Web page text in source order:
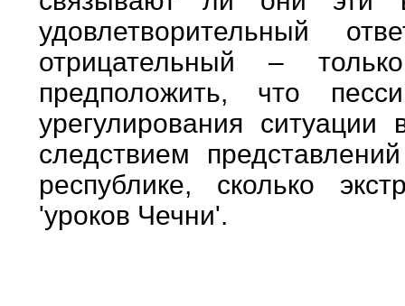
удовлетворительный
отрицательный –
предположить, что
урегулирования
следствием
республике, сколько
'уроков Чечни'.